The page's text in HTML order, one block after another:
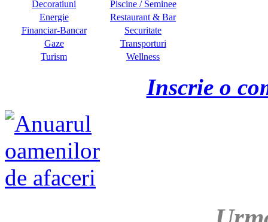
Decoratiuni
Piscine / Seminee
Energie
Restaurant & Bar
Financiar-Bancar
Securitate
Gaze
Transporturi
Turism
Wellness
Inscrie o